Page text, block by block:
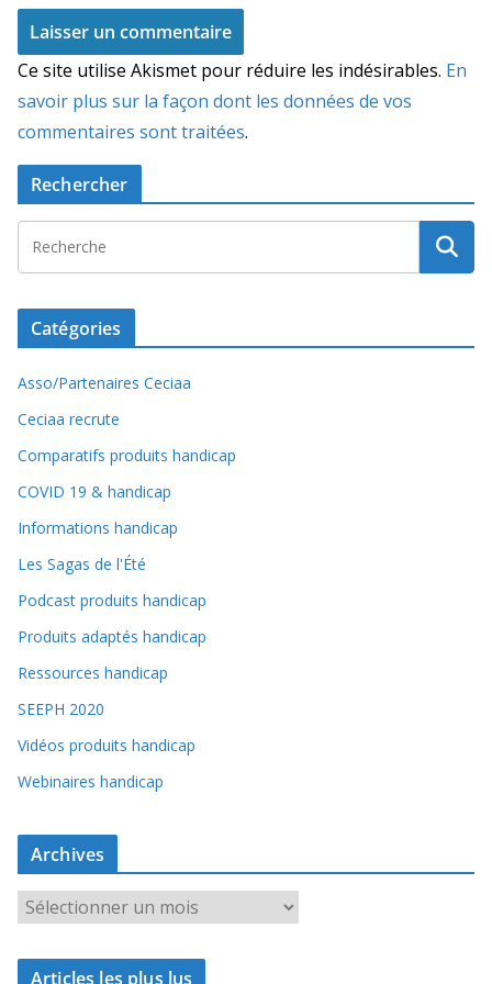
Ce site utilise Akismet pour réduire les indésirables. En
savoir plus sur la façon dont les données de vos
commentaires sont traitées.
Rechercher
Catégories
Asso/Partenaires Ceciaa
Ceciaa recrute
Comparatifs produits handicap
COVID 19 & handicap
Informations handicap
Les Sagas de l'Été
Podcast produits handicap
Produits adaptés handicap
Ressources handicap
SEEPH 2020
Vidéos produits handicap
Webinaires handicap
Archives
r
c
Articles les plus lus